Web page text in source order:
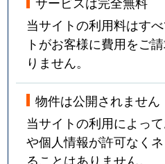
当サイトの利用料はす
トがお客様に費用をご
りません。
物件は公開されません
当サイトの利用によっ
や個人情報が許可なく
ることはありません。